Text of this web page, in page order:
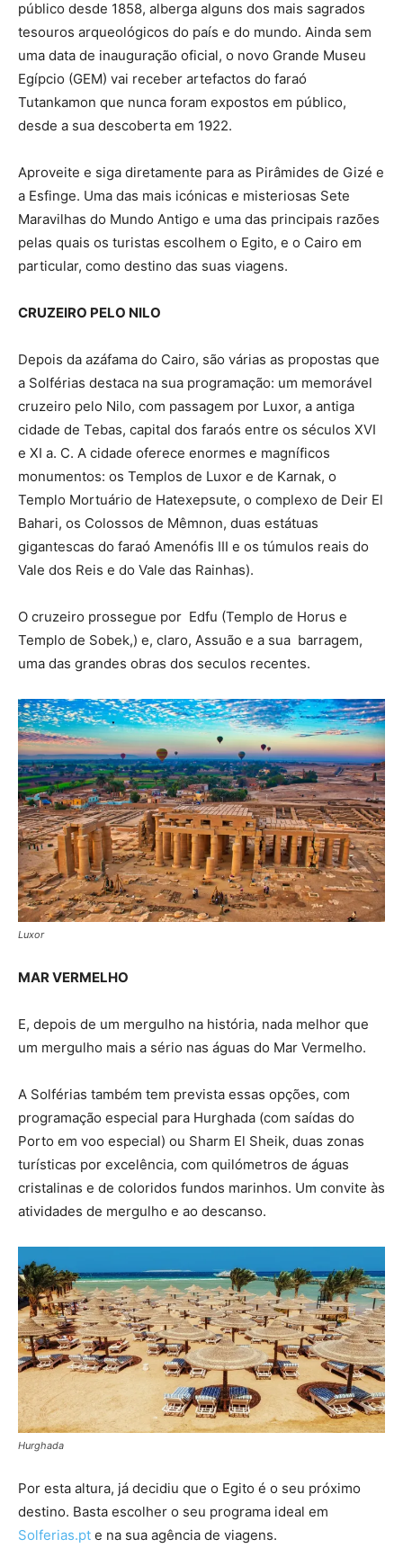
público desde 1858, alberga alguns dos mais sagrados
tesouros arqueológicos do país e do mundo. Ainda sem
uma data de inauguração oficial, o novo Grande Museu
Egípcio (GEM) vai receber artefactos do faraó
Tutankamon que nunca foram expostos em público,
desde a sua descoberta em 1922.
Aproveite e siga diretamente para as Pirâmides de Gizé e
a Esfinge. Uma das mais icónicas e misteriosas Sete
Maravilhas do Mundo Antigo e uma das principais razões
pelas quais os turistas escolhem o Egito, e o Cairo em
particular, como destino das suas viagens.
CRUZEIRO PELO NILO
Depois da azáfama do Cairo, são várias as propostas que
a Solférias destaca na sua programação: um memorável
cruzeiro pelo Nilo, com passagem por Luxor, a antiga
cidade de Tebas, capital dos faraós entre os séculos XVI
e XI a. C. A cidade oferece enormes e magníficos
monumentos: os Templos de Luxor e de Karnak, o
Templo Mortuário de Hatexepsute, o complexo de Deir El
Bahari, os Colossos de Mêmnon, duas estátuas
gigantescas do faraó Amenófis III e os túmulos reais do
Vale dos Reis e do Vale das Rainhas).
O cruzeiro prossegue por Edfu (Templo de Horus e
Templo de Sobek,) e, claro, Assuão e a sua barragem,
uma das grandes obras dos seculos recentes.
Luxor
MAR VERMELHO
E, depois de um mergulho na história, nada melhor que
um mergulho mais a sério nas águas do Mar Vermelho.
A Solférias também tem prevista essas opções, com
programação especial para Hurghada (com saídas do
Porto em voo especial) ou Sharm El Sheik, duas zonas
turísticas por excelência, com quilómetros de águas
cristalinas e de coloridos fundos marinhos. Um convite às
atividades de mergulho e ao descanso.
Hurghada
Por esta altura, já decidiu que o Egito é o seu próximo
destino. Basta escolher o seu programa ideal em
Solferias.pt e na sua agência de viagens.